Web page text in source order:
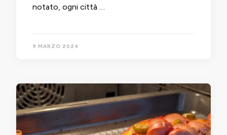
notato, ogni città …
9 MARZO 2024